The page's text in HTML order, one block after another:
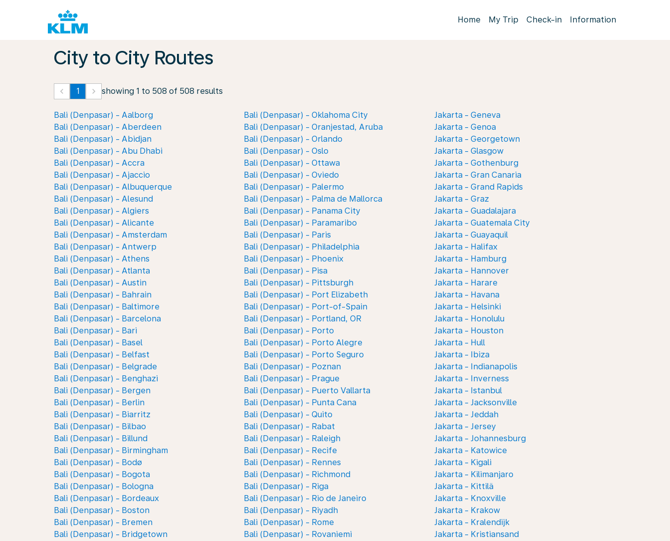
Home My Trip Check-in Information
City to City Routes
keyboard_arrow_left 1 keyboard_arrow_right showing 1 to 508 of 508 results
Bali (Denpasar) - Aalborg
Bali (Denpasar) - Aberdeen
Bali (Denpasar) - Abidjan
Bali (Denpasar) - Abu Dhabi
Bali (Denpasar) - Accra
Bali (Denpasar) - Ajaccio
Bali (Denpasar) - Albuquerque
Bali (Denpasar) - Alesund
Bali (Denpasar) - Algiers
Bali (Denpasar) - Alicante
Bali (Denpasar) - Amsterdam
Bali (Denpasar) - Antwerp
Bali (Denpasar) - Athens
Bali (Denpasar) - Atlanta
Bali (Denpasar) - Austin
Bali (Denpasar) - Bahrain
Bali (Denpasar) - Baltimore
Bali (Denpasar) - Barcelona
Bali (Denpasar) - Bari
Bali (Denpasar) - Basel
Bali (Denpasar) - Belfast
Bali (Denpasar) - Belgrade
Bali (Denpasar) - Benghazi
Bali (Denpasar) - Bergen
Bali (Denpasar) - Berlin
Bali (Denpasar) - Biarritz
Bali (Denpasar) - Bilbao
Bali (Denpasar) - Billund
Bali (Denpasar) - Birmingham
Bali (Denpasar) - Bodø
Bali (Denpasar) - Bogota
Bali (Denpasar) - Bologna
Bali (Denpasar) - Bordeaux
Bali (Denpasar) - Boston
Bali (Denpasar) - Bremen
Bali (Denpasar) - Bridgetown
Bali (Denpasar) - Oklahoma City
Bali (Denpasar) - Oranjestad, Aruba
Bali (Denpasar) - Orlando
Bali (Denpasar) - Oslo
Bali (Denpasar) - Ottawa
Bali (Denpasar) - Oviedo
Bali (Denpasar) - Palermo
Bali (Denpasar) - Palma de Mallorca
Bali (Denpasar) - Panama City
Bali (Denpasar) - Paramaribo
Bali (Denpasar) - Paris
Bali (Denpasar) - Philadelphia
Bali (Denpasar) - Phoenix
Bali (Denpasar) - Pisa
Bali (Denpasar) - Pittsburgh
Bali (Denpasar) - Port Elizabeth
Bali (Denpasar) - Port-of-Spain
Bali (Denpasar) - Portland, OR
Bali (Denpasar) - Porto
Bali (Denpasar) - Porto Alegre
Bali (Denpasar) - Porto Seguro
Bali (Denpasar) - Poznan
Bali (Denpasar) - Prague
Bali (Denpasar) - Puerto Vallarta
Bali (Denpasar) - Punta Cana
Bali (Denpasar) - Quito
Bali (Denpasar) - Rabat
Bali (Denpasar) - Raleigh
Bali (Denpasar) - Recife
Bali (Denpasar) - Rennes
Bali (Denpasar) - Richmond
Bali (Denpasar) - Riga
Bali (Denpasar) - Rio de Janeiro
Bali (Denpasar) - Riyadh
Bali (Denpasar) - Rome
Bali (Denpasar) - Rovaniemi
Jakarta - Geneva
Jakarta - Genoa
Jakarta - Georgetown
Jakarta - Glasgow
Jakarta - Gothenburg
Jakarta - Gran Canaria
Jakarta - Grand Rapids
Jakarta - Graz
Jakarta - Guadalajara
Jakarta - Guatemala City
Jakarta - Guayaquil
Jakarta - Halifax
Jakarta - Hamburg
Jakarta - Hannover
Jakarta - Harare
Jakarta - Havana
Jakarta - Helsinki
Jakarta - Honolulu
Jakarta - Houston
Jakarta - Hull
Jakarta - Ibiza
Jakarta - Indianapolis
Jakarta - Inverness
Jakarta - Istanbul
Jakarta - Jacksonville
Jakarta - Jeddah
Jakarta - Jersey
Jakarta - Johannesburg
Jakarta - Katowice
Jakarta - Kigali
Jakarta - Kilimanjaro
Jakarta - Kittilä
Jakarta - Knoxville
Jakarta - Krakow
Jakarta - Kralendijk
Jakarta - Kristiansand